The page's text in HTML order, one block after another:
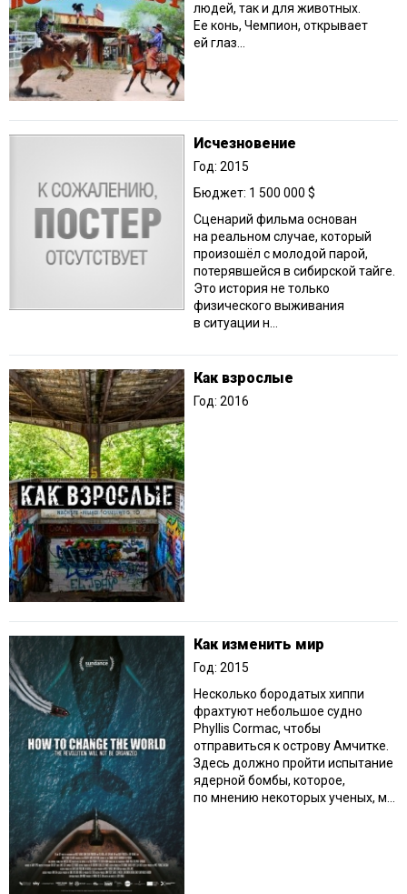
людей, так и для животных.
Ее конь, Чемпион, открывает
ей глаз...
Исчезновение
Год: 2015
Бюджет: 1 500 000 $
Сценарий фильма основан
на реальном случае, который
произошёл с молодой парой,
потерявшейся в сибирской тайге.
Это история не только
физического выживания
в ситуации н...
Как взрослые
Год: 2016
Как изменить мир
Год: 2015
Несколько бородатых хиппи
фрахтуют небольшое судно
Phyllis Cormac, чтобы
отправиться к острову Амчитке.
Здесь должно пройти испытание
ядерной бомбы, которое,
по мнению некоторых ученых, м...